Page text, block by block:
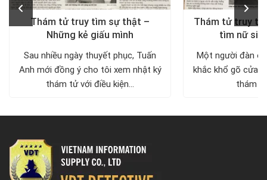
Thám tử truy tìm sự thật –
Những kẻ giấu mình
Sau nhiều ngày thuyết phục, Tuấn
Anh mới đồng ý cho tôi xem nhật ký
thám tử với điều kiện...
Thám tử truy
tìm nữ
Một người đàn
khắc khổ gõ cửa
thám